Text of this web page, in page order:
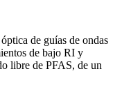
de guías de ondas
de bajo RI y
libre de PFAS, de un